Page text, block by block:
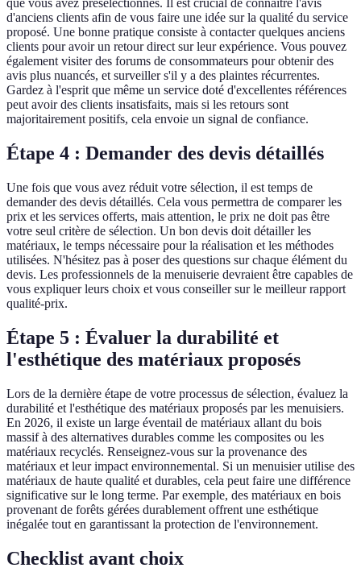
que vous avez présélectionnés. Il est crucial de connaître l'avis
d'anciens clients afin de vous faire une idée sur la qualité du service
proposé. Une bonne pratique consiste à contacter quelques anciens
clients pour avoir un retour direct sur leur expérience. Vous pouvez
également visiter des forums de consommateurs pour obtenir des
avis plus nuancés, et surveiller s'il y a des plaintes récurrentes.
Gardez à l'esprit que même un service doté d'excellentes références
peut avoir des clients insatisfaits, mais si les retours sont
majoritairement positifs, cela envoie un signal de confiance.
Étape 4 : Demander des devis détaillés
Une fois que vous avez réduit votre sélection, il est temps de
demander des devis détaillés. Cela vous permettra de comparer les
prix et les services offerts, mais attention, le prix ne doit pas être
votre seul critère de sélection. Un bon devis doit détailler les
matériaux, le temps nécessaire pour la réalisation et les méthodes
utilisées. N'hésitez pas à poser des questions sur chaque élément du
devis. Les professionnels de la menuiserie devraient être capables de
vous expliquer leurs choix et vous conseiller sur le meilleur rapport
qualité-prix.
Étape 5 : Évaluer la durabilité et
l'esthétique des matériaux proposés
Lors de la dernière étape de votre processus de sélection, évaluez la
durabilité et l'esthétique des matériaux proposés par les menuisiers.
En 2026, il existe un large éventail de matériaux allant du bois
massif à des alternatives durables comme les composites ou les
matériaux recyclés. Renseignez-vous sur la provenance des
matériaux et leur impact environnemental. Si un menuisier utilise des
matériaux de haute qualité et durables, cela peut faire une différence
significative sur le long terme. Par exemple, des matériaux en bois
provenant de forêts gérées durablement offrent une esthétique
inégalée tout en garantissant la protection de l'environnement.
Checklist avant choix